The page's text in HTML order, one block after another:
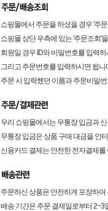
쇼핑몰에서 주문을 하셨을 경우 '주
쇼핑몰 상단 우측에 있는 '주문조회'
회원일 경우 ID와 비밀번호를 입력
그리고 주문번호를 입력하시면 됩니
주문 시 입력했던 이름과 주문비밀
우리 쇼핑몰에서는 무통장 입금과
무통장 입금은 상품 구매 대금을 인
신용카드 결제는 안전한 전자결제
주문하신 상품은 안전하게 포장하
배송 기간은 주문 결제일로부터 2~3